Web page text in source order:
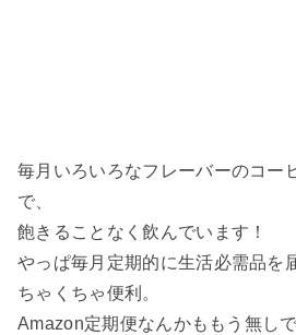
毎月いろいろなフレーバーのコー
で、
飽きることなく飲んでいます！
やっぱ毎月定期的に生活必需品を
ちゃくちゃ便利。
Amazon定期便なんかももう無し